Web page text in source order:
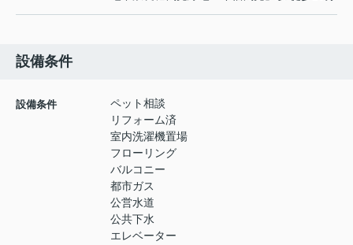
設備条件
設備条件
ペット相談
リフォーム済
室内洗濯機置場
フローリング
バルコニー
都市ガス
公営水道
公共下水
エレベーター